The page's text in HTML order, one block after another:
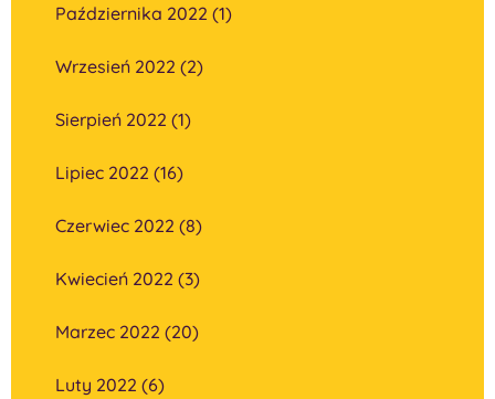
Października 2022 (1)
Wrzesień 2022 (2)
Sierpień 2022 (1)
Lipiec 2022 (16)
Czerwiec 2022 (8)
Kwiecień 2022 (3)
Marzec 2022 (20)
Luty 2022 (6)